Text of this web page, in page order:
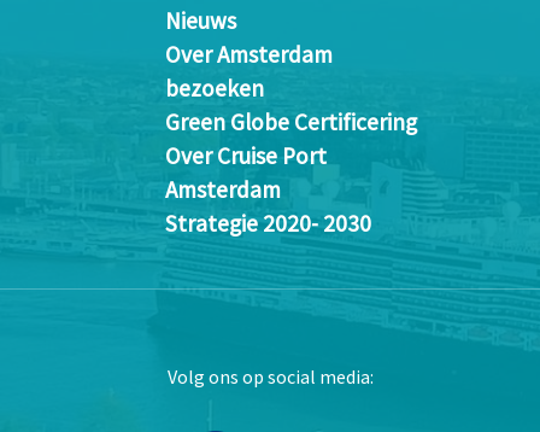
Nieuws
Over Amsterdam
bezoeken
Green Globe Certificering
Over Cruise Port
Amsterdam
Strategie 2020- 2030
Volg ons op social media: